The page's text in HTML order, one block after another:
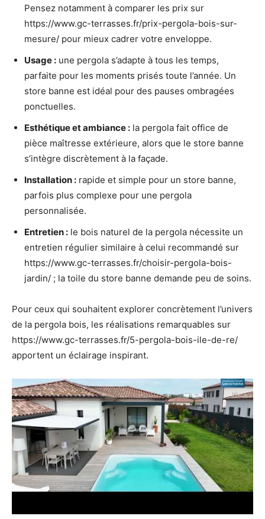
Pensez notamment à comparer les prix sur
https://www.gc-terrasses.fr/prix-pergola-bois-sur-
mesure/ pour mieux cadrer votre enveloppe.
Usage : une pergola s’adapte à tous les temps,
parfaite pour les moments prisés toute l’année. Un
store banne est idéal pour des pauses ombragées
ponctuelles.
Esthétique et ambiance : la pergola fait office de
pièce maîtresse extérieure, alors que le store banne
s’intègre discrètement à la façade.
Installation : rapide et simple pour un store banne,
parfois plus complexe pour une pergola
personnalisée.
Entretien : le bois naturel de la pergola nécessite un
entretien régulier similaire à celui recommandé sur
https://www.gc-terrasses.fr/choisir-pergola-bois-
jardin/ ; la toile du store banne demande peu de soins.
Pour ceux qui souhaitent explorer concrètement l’univers
de la pergola bois, les réalisations remarquables sur
https://www.gc-terrasses.fr/5-pergola-bois-ile-de-re/
apportent un éclairage inspirant.